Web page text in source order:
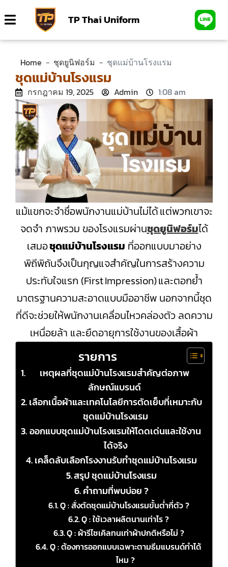
TP Thai Uniform
Home - ชุดยูนิฟอร์ม - ชุดแม่บ้านโรงแรม
ชุดแม่บ้านโรงแรม
กรกฎาคม 19, 2025 Admin 1:08 am
แม้แขกจะจำชื่อพนักงานแม่บ้านไม่ได้ แต่พวกเขาจะ
จดจำ ภาพรวม ของโรงแรมผ่านชุดยูนิฟอร์มได้
เสมอชุดแม่บ้านโรงแรม ที่ออกแบบมาอย่าง
พิถีพิถันจึงเป็นกุญแจสำคัญในการสร้างความ
ประทับใจแรก (First Impression) และตอกย้ำ
มาตรฐานความสะอาดแบบมืออาชีพ นอกจากนี้ชุด
ที่ดีจะช่วยให้พนักงานเคลื่อนไหวคล่องตัว ลดความ
เหนื่อยล้า และยืดอายุการใช้งานของเสื้อผ้า
รายการ
เหตุผลที่ชุดแม่บ้านโรงแรมสำคัญต่อภาพ
ลักษณ์แบรนด์
เลือกเนื้อผ้าและเทคโนโลยีการตัดเย็บที่เหมาะกับ
ชุดแม่บ้านโรงแรม
ออกแบบชุดแม่บ้านโรงแรมให้โดดเด่นและใช้งาน
ได้จริง
เคล็ดลับเลือกโรงงานรับทำชุดแม่บ้านโรงแรม
สรุป ชุดแม่บ้านโรงแรม
คำถามที่พบบ่อย ?
Q : สั่งตัดชุดแม่บ้านโรงแรมขั้นต่ำกี่ตัว ?
Q : ใช้เวลาผลิตนานเท่าไร ?
Q : ผ้ารีไซเคิลทนเท่าผ้าปกติหรือไม่ ?
Q : ต้องการออกแบบเฉพาะตามธีมแบรนด์ทำได้
ไหม ?